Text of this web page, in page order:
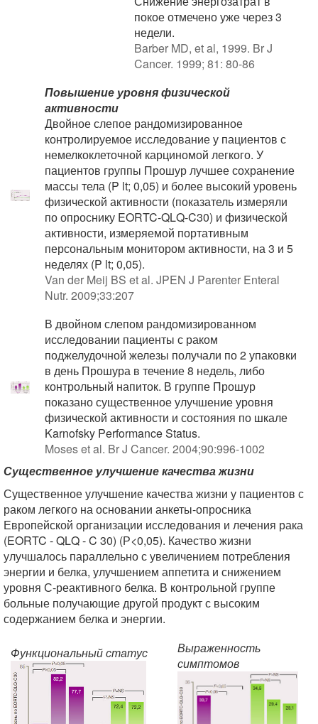
покое отмечено уже через 3
недели.
Barber MD, et al, 1999. Br J
Cancer. 1999; 81: 80-86
Повышение уровня физической
активности
Двойное слепое рандомизированное
контролируемое исследование у пациентов с
немелкоклеточной карциномой легкого. У
пациентов группы Прошур лучшее сохранение
массы тела (P lt; 0,05) и более высокий уровень
физической активности (показатель измеряли
по опроснику EORTC-QLQ-C30) и физической
активности, измеряемой портативным
персональным монитором активности, на 3 и 5
неделях (P lt; 0,05).
Van der Meij BS et al. JPEN J Parenter Enteral
Nutr. 2009;33:207
В двойном слепом рандомизированном
исследовании пациенты с раком
поджелудочной железы получали по 2 упаковки
в день Прошура в течение 8 недель, либо
контрольный напиток. В группе Прошур
показано существенное улучшение уровня
физической активности и состояния по шкале
Karnofsky Performance Status.
Moses et al. Br J Cancer. 2004;90:996-1002
Существенное улучшение качества жизни
Существенное улучшение качества жизни у пациентов с
раком легкого на основании анкеты-опросника
Европейской организации исследования и лечения рака
(EORTC - QLQ - C 30) (Р<0,05). Качество жизни
улучшалось параллельно с увеличением потребления
энергии и белка, улучшением аппетита и снижением
уровня С-реактивного белка. В контрольной группе
больные получающие другой продукт с высоким
содержанием белка и энергии.
Функциональный статус
Выраженность
симптомов